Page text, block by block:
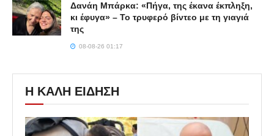
Δανάη Μπάρκα: «Πήγα, της έκανα έκπληξη,
κι έφυγα» – Το τρυφερό βίντεο με τη γιαγιά
της
08-08-26 01:17
Η ΚΑΛΗ ΕΙΔΗΣΗ